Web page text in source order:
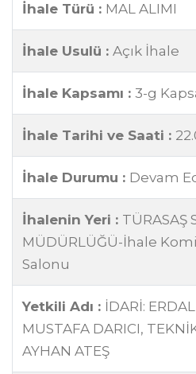
İhale Türü : MAL ALIMI
İhale Usulü : Açık İhale
İhale Kapsamı : 3-g
İhale Tarihi ve Saati :
İhale Durumu : Devam
İhalenin Yeri : TÜRASAŞ
MÜDÜRLÜĞÜ-İhale
Salonu
Yetkili Adı : İDARİ:
MUSTAFA DARICI,
AYHAN ATEŞ